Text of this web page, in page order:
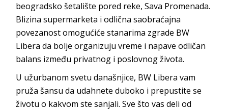
beogradsko šetalište pored reke, Sava Promenada.
Blizina supermarketa i odlična saobraćajna
povezanost omogućiće stanarima zgrade BW
Libera da bolje organizuju vreme i napave odličan
balans između privatnog i poslovnog života.
U užurbanom svetu današnjice, BW Libera vam
pruža šansu da udahnete duboko i prepustite se
životu o kakvom ste sanjali. Sve što vas deli od